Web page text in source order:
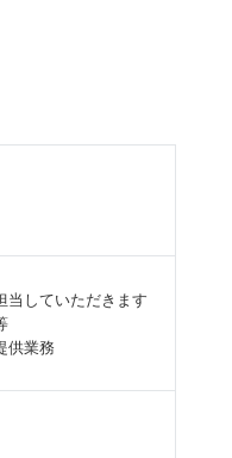
当していただきます
供業務